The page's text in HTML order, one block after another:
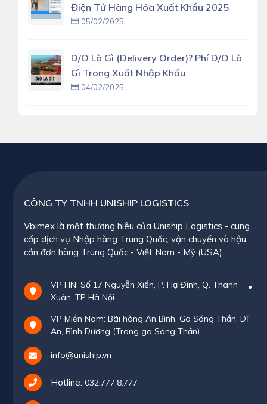
Điện Tử Hàng Hóa Xuất Khẩu 2025
05/02/2025
D/O Là Gì (delivery Order)? Phí D/O Là
Gì Trong Xuất Nhập Khẩu
04/02/2025
CÔNG TY TNHH UNISHIP LOGISTICS
Vbimex là một thương hiêu của Uniship Logistics - cung
cấp dịch vụ Nhập hàng Trung Quốc, vận chuyển và hậu
cần đơn hàng Trung Quốc - Việt Nam - Mỹ (USA)
VP HN: Số 17 Nguyễn Xiển, P. Hạ Đình, Q. Thanh
Xuân, TP Hà Nội
VP Miền Nam: Bãi hàng An Bình, Ga Sóng Thần, Dĩ
An, Bình Dương (Trong ga Sóng Thần)
info@uniship.vn
Hotline: 032.777.8.777